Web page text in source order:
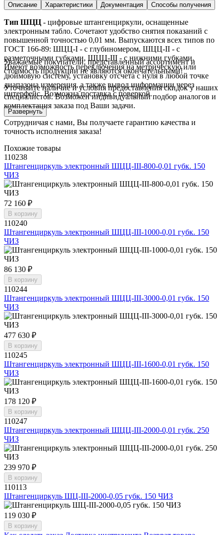
Описание Характеристики Документация Способы получения
Тип ШЦЦ- цифровые штангенциркули, оснащенные
электронным табло. Сочетают удобство снятия показаний с
повышенной точностью 0,01 мм. Выпускаются всех типов по
ГОСТ 166-89: ШЦЦ-I - с глубиномером, ШЦЦ-II - с
разметочными губками, ШЦЦ-III - с нижними губками.
Имеют возможность переключения на метрическую или
дюймовую систему, установку отсчета с нуля в любой точке
диапазона измерения, а также вывод информации через
интерфейс. Возможна поставка с поверкой.
Развернуть
Уважаемые покупатели, представленный ассортимент и
стоимость продукции не являются окончательными!
Уточняйте наличие и условия предоставления скидок у наших
специалистов. Возможен индивидуальный подбор аналогов и
комплектация заказа под Ваши задачи.
Сотрудничая с нами, Вы получаете гарантию качества и
точность исполнения заказа!
Похожие товары
110238
Штангенциркуль электронный ШЦЦ-III-800-0,01 губк. 150
ЧИЗ
72 160 ₽
В корзину
110240
Штангенциркуль электронный ШЦЦ-III-1000-0,01 губк. 150
ЧИЗ
86 130 ₽
В корзину
110244
Штангенциркуль электронный ШЦЦ-III-3000-0,01 губк. 150
ЧИЗ
477 630 ₽
В корзину
110245
Штангенциркуль электронный ШЦЦ-III-1600-0,01 губк. 150
ЧИЗ
178 120 ₽
В корзину
110247
Штангенциркуль электронный ШЦЦ-III-2000-0,01 губк. 250
ЧИЗ
239 970 ₽
В корзину
110113
Штангенциркуль ШЦ-III-2000-0,05 губк. 150 ЧИЗ
119 030 ₽
В корзину